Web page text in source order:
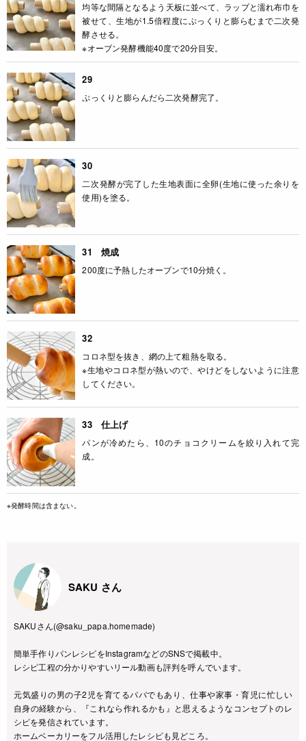
均等な間隔となるよう天板に並べて、ラップと濡れ布巾を
被せて、生地が1.5倍程度にぷっくりと膨らむまで二次発
酵させる。
※オーブン発酵機能40度で20分目安。
29
ぷっくりと膨らんだら二次発酵完了。
30
二次発酵が完了した生地表面に全卵(生地に使った余りを
使用)を塗る。
31 焼成
200度に予熱したオーブンで10分焼く。
32
コロネ型を抜き、網の上て粗熱を取る。
※生地やコロネ型が熱いので、やけどをしないように注意
してください。
33 仕上げ
パンが冷めたら、10のチョコクリームを絞り入れて完
成。
※発酵時間は含まない。
SAKU さん
SAKUさん(@saku_papa.homemade)
簡単手作りパンレシピをInstagramなどのSNSで掲載中。
レシピ工程の分かりやすいリール動画も評判を呼んでいます。
元気盛りの男の子2児を育てるパパでもあり、仕事や家事・育児に忙しい
自身の経験から、『これなら作れるかも』と思えるようなコンセプトのレ
シピを発信されています。
ホームベーカリーをフル活用したレシピも見どころ。